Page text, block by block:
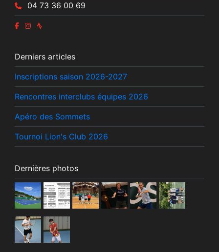
04 73 36 00 69
Derniers articles
Inscriptions saison 2026-2027
Rencontres interclubs équipes 2026
Apéro des Sommets
Tournoi Lion's Club 2026
Dernières photos